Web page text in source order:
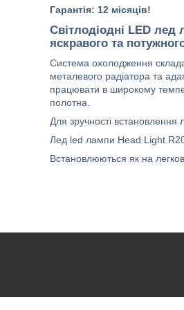
Гарантія: 12 місяців!
Світлодіодні LED
яскравого та
Система охолодження
металевого радіатора та
працювати в широкому
полотна.
Для зручності
Лед led лампи Head Light
Встановлюються як на